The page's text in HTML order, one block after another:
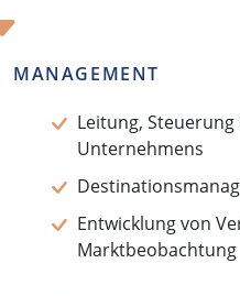
MANAGEMENT
Leitung,
Unternehmens
Entwicklung von
Marktbeobachtung